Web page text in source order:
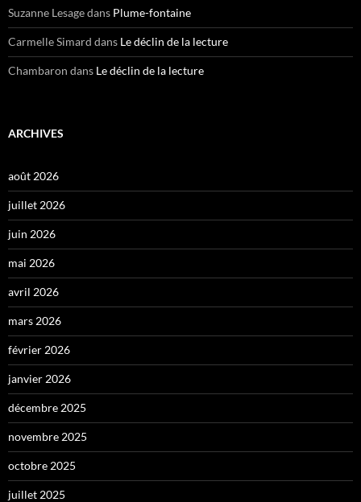
Suzanne Lesagedans Plume-fontaine
Carmelle Simard dans Le déclin de la lecture
Chambaron dans Le déclin de la lecture
ARCHIVES
août 2026
juillet 2026
juin 2026
mai 2026
avril 2026
mars 2026
février 2026
janvier 2026
décembre 2025
novembre 2025
octobre 2025
juillet 2025